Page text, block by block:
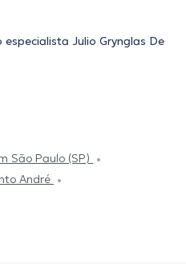
especialista Julio Grynglas De
São Paulo (SP)
André